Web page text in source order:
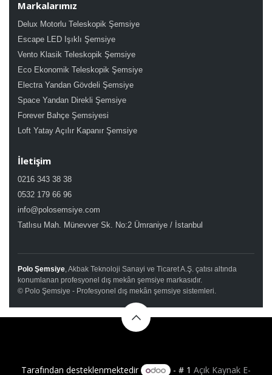
Markalarımız
Delux Motorlu Teleskopik Şemsiye
Escape LED Işıklı Şemsiye
Vento Klasik Teleskopik Şemsiye
Eco Ekonomik Teleskopik Şemsiye
Electra Yandan Gövdeli Şemsiye
Space Yandan Direkli Şemsiye
Forever Bahçe Şemsiyesi
Loft Yatay Açılır Kapanır Şemsiye
İletişim
0216 343 38 38
0532 179 66 96
info@polosemsiye.com
Tatlısu Mah. Münevver Sk. No:2 Ümraniye / İstanbul
Polo Şemsiye, Akbak Teknoloji Sanayi ve Ticaret A.Ş. çatısı altında
konumlanan profesyonel dış mekân şemsiye markasıdır.
© Polo Şemsiye - Profesyonel dış mekân şemsiye sistemleri.
Tarafından desteklenmektedir - # 1 Açık Kaynak E-